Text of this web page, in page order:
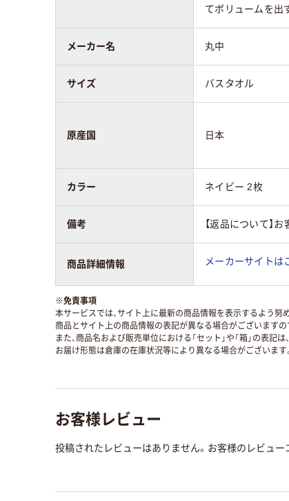
てボリュームを出
メーカー名 丸中
サイズ バスタオル
原産国 日本
カラー ネイビー 2枚
備考 【返品について】
商品詳細情報 メーカーサイトは
※免責事項
本サービスでは、サイト上に最新の商品情報を表示するよう努
商品とサイト上の商品情報の表記が異なる場合がございます
また、商品名および販売単位における「セット」や「箱」の表記
お届け形態は倉庫の在庫状況等により異なる場合がございます
お客様レビュー
投稿されたレビューはありません。お客様のレビュー